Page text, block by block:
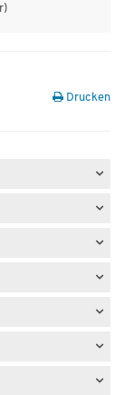
Drucken